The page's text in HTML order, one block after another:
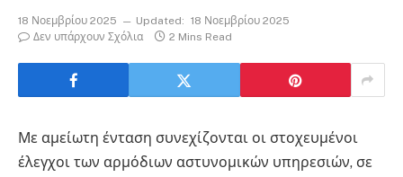
18 Νοεμβρίου 2025 Updated: 18 Νοεμβρίου 2025
Δεν υπάρχουν Σχόλια
2 Mins Read
Με αμείωτη ένταση συνεχίζονται οι στοχευμένοι
έλεγχοι των αρμόδιων αστυνομικών υπηρεσιών, σε